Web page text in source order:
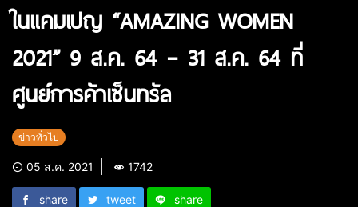
ในแคมเปญ “AMAZING WOMEN
2021” 9 ส.ค. 64 – 31 ส.ค. 64 ที่
ศูนย์การค้าเซ็นทรัล
ข่าวทั่วไป
05 ส.ค. 2021 1742
share tweet share